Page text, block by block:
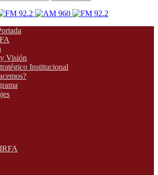
Visión
Institucional